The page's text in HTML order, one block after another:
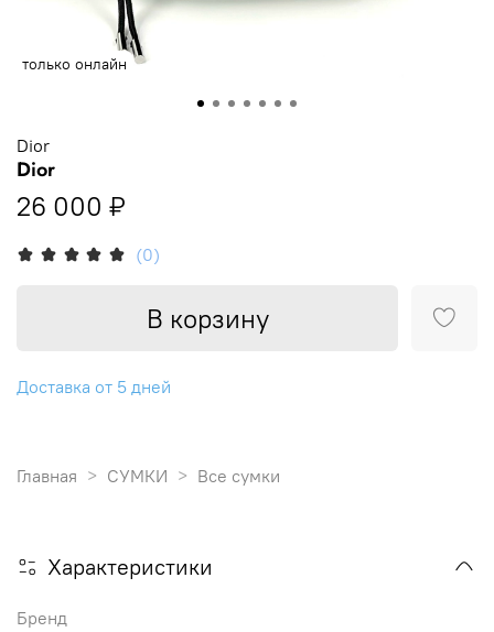
только онлайн
(0)
Dior
Dior
26 000 ₽
В корзину
Доставка от 5 дней
Главная СУМКИ Все сумки
Характеристики
Бренд